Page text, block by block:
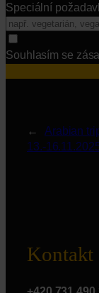
Speciální
Souhlasím se
←
Arabian
13.-
Kontakt